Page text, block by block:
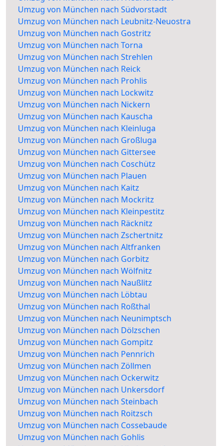
Umzug von München nach Südvorstadt
Umzug von München nach Leubnitz-Neuostra
Umzug von München nach Gostritz
Umzug von München nach Torna
Umzug von München nach Strehlen
Umzug von München nach Reick
Umzug von München nach Prohlis
Umzug von München nach Lockwitz
Umzug von München nach Nickern
Umzug von München nach Kauscha
Umzug von München nach Kleinluga
Umzug von München nach Großluga
Umzug von München nach Gittersee
Umzug von München nach Coschütz
Umzug von München nach Plauen
Umzug von München nach Kaitz
Umzug von München nach Mockritz
Umzug von München nach Kleinpestitz
Umzug von München nach Räcknitz
Umzug von München nach Zschertnitz
Umzug von München nach Altfranken
Umzug von München nach Gorbitz
Umzug von München nach Wölfnitz
Umzug von München nach Naußlitz
Umzug von München nach Löbtau
Umzug von München nach Roßthal
Umzug von München nach Neunimptsch
Umzug von München nach Dölzschen
Umzug von München nach Gompitz
Umzug von München nach Pennrich
Umzug von München nach Zöllmen
Umzug von München nach Ockerwitz
Umzug von München nach Unkersdorf
Umzug von München nach Steinbach
Umzug von München nach Roitzsch
Umzug von München nach Cossebaude
Umzug von München nach Gohlis